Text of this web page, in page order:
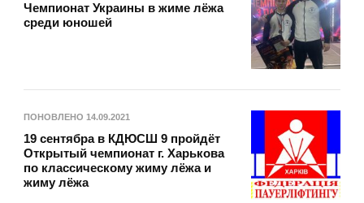
Чемпионат Украины в жиме лёжа
среди юношей
ПОНОВЛЕНО 14.09.2021
19 сентябра в КДЮСШ 9 пройдёт
Открытый чемпионат г. Харькова
по классическому жиму лёжа и
жиму лёжа